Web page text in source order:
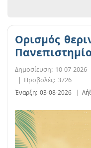
Ορισμός
Δημοσίευση: 10-07-2026
| Προβολές: 3726
Έναρξη: 03-08-2026 |